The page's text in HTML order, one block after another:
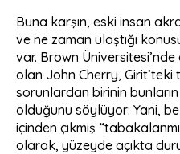
Buna karşın, eski insan
ve ne zaman ulaştığı
var. Brown
olan John Cherry, Girit’teki
sorunlardan birinin
olduğunu söylüyor: Yani,
içinden çıkmış
olarak, yüzeyde açıkta